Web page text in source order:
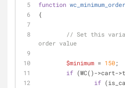
function
{
// Set this
order value
$minimum = 150;
if (WC()->cart-
if